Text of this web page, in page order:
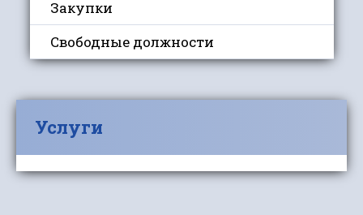
Закупки
Свободные должности
Услуги